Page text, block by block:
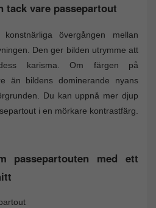
tack vare passepartout
övergången mellan
Den ger bilden utrymme att
karisma. Om färgen på
än bildens dominerande nyans
Du kan uppnå mer djup
i en mörkare kontrastfärg.
passepartouten med ett